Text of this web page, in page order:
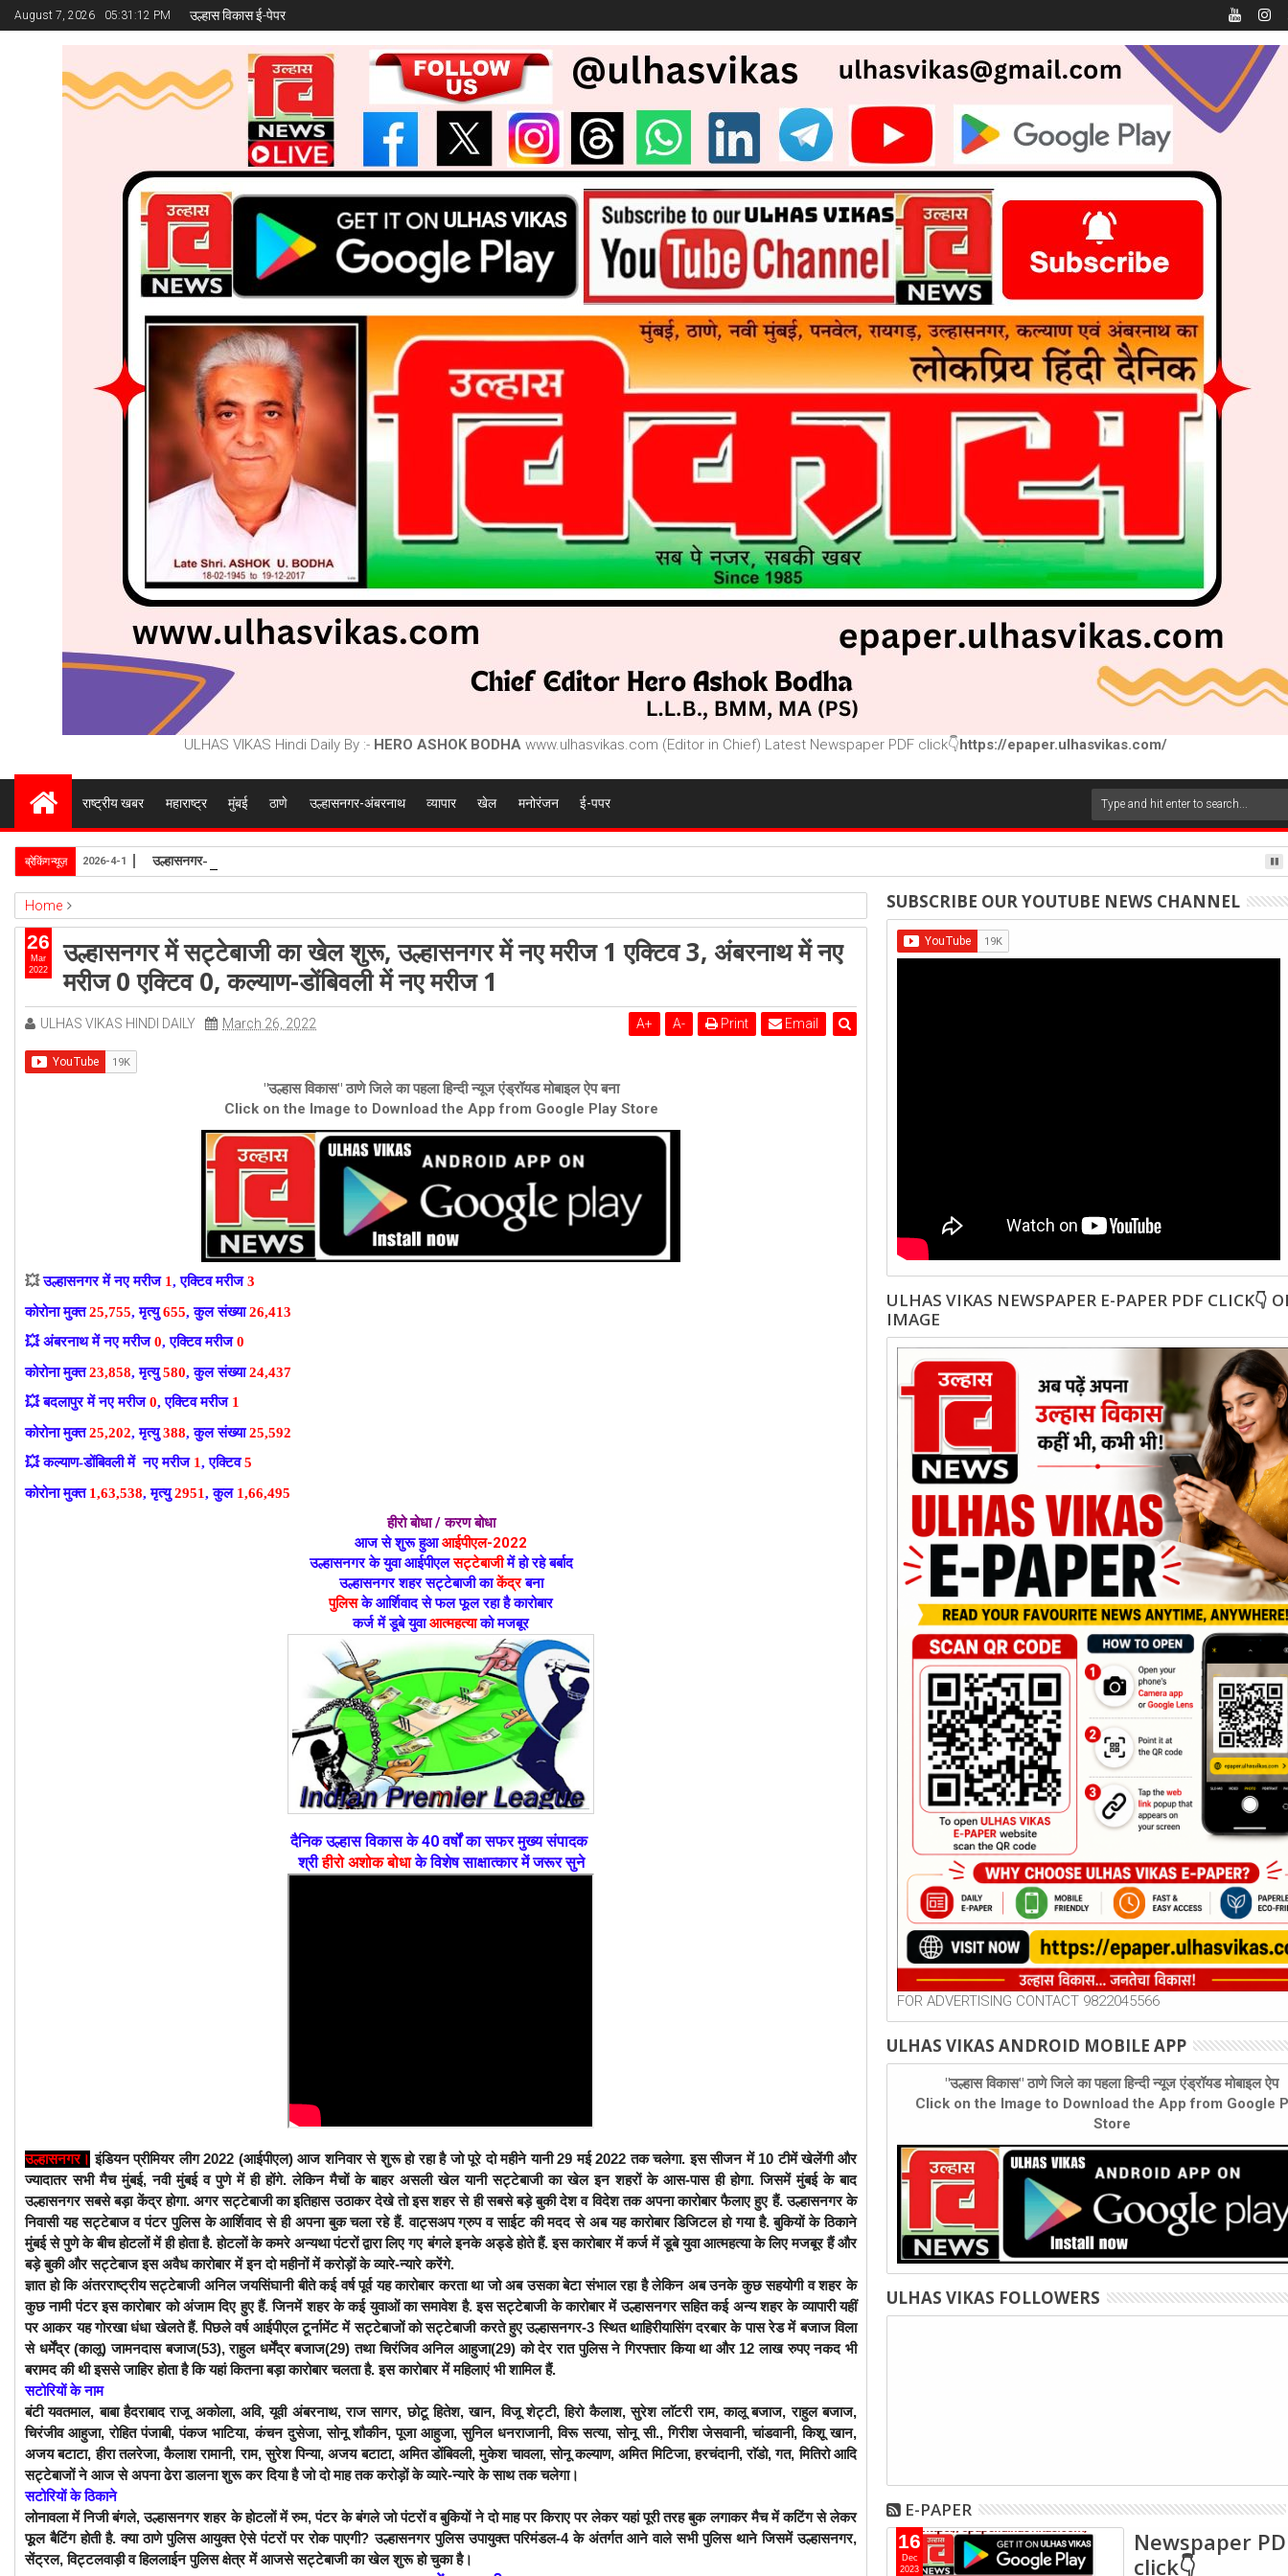
August 7, 2026 05:31:14 PM उल्हास विकास ई-पेपर
ULHAS VIKAS Hindi Daily By :- HERO ASHOK BODHA www.ulhasvikas.com (Editor in Chief) Latest Newspaper PDF click👇https://epaper.ulhasvikas.com/
राष्ट्रीय खबर महाराष्ट्र मुंबई ठाणे उल्हासनगर-अंबरनाथ व्यापार खेल मनोरंजन ई-पपर
ब्रेकिंग न्यूज़ उल्हासनगर-5 में भी मनपा की ओर से स्विमिंग पुल सुविधा हो- शेरी लुंड
2026-4-1
Home
ambernath
Featured kalyan
ulhasnagar
उल्हासनगर में सट्टेबाजी का खेल शुरू, उल्हासनगर में नए मरीज 1 एक्टिव 3, अंबरनाथ में नए मरीज 0 एक्टिव 0, कल्याण-डोंबिवली में नए मरीज 1
उल्हासनगर में सट्टेबाजी का खेल शुरू, उल्हासनगर में नए मरीज 1 एक्टिव 3, अंबरनाथ में नए
मरीज 0 एक्टिव 0, कल्याण-डोंबिवली में नए मरीज 1
ULHAS VIKAS HINDI DAILY March 26, 2022 A+ A- Print Email
"उल्हास विकास" ठाणे जिले का पहला हिन्दी न्यूज एंड्रॉयड मोबाइल ऐप बना
Click on the Image to Download the App from Google Play Store
💥उल्हासनगर में नए मरीज 1, एक्टिव मरीज3
कोरोना मुक्त25,755, मृत्यु655, कुल संख्या26,413
💥अंबरनाथ में नए मरीज0, एक्टिव मरीज0
कोरोना मुक्त23,858, मृत्यु580, कुल संख्या24,437
💥बदलापुर में नए मरीज0, एक्टिव मरीज 1
कोरोना मुक्त25,202, मृत्यु388, कुल संख्या25,592
💥कल्याण-डोंबिवली में नए मरीज 1, एक्टिव5
कोरोना मुक्त1,63,538, मृत्यु2951, कुल 1,66,495
हीरो बोधा / करण बोधा
आज से शुरू हुआआईपीएल-2022
उल्हासनगर के युवा आईपीएलसट्टेबाजीमें हो रहे बर्बाद
उल्हासनगर शहर सट्टेबाजी काकेंद्रबना
पुलिसके आर्शिवाद से फल फूल रहा है कारोबार
कर्ज में डूबे युवाआत्महत्याको मजबूर
दैनिक उल्हास विकास के 40 वर्षों का सफर मुख्य संपादक
श्रीहीरो अशोक बोधाके विशेष साक्षात्कार में जरूर सुने
उल्हासनगर । इंडियन प्रीमियर लीग 2022 (आईपीएल) आज शनिवार से शुरू हो रहा है जो पूरे दो महीने यानी 29 मई 2022 तक चलेगा. इस सीजन में 10 टीमें खेलेंगी और
ज्यादातर सभी मैच मुंबई, नवी मुंबई व पुणे में ही होंगे. लेकिन मैचों के बाहर असली खेल यानी सट्टेबाजी का खेल इन शहरों के आस-पास ही होगा. जिसमें मुंबई के बाद
उल्हासनगर सबसे बड़ा केंद्र होगा. अगर सट्टेबाजी का इतिहास उठाकर देखे तो इस शहर से ही सबसे बड़े बुकी देश व विदेश तक अपना कारोबार फैलाए हुए हैं. उल्हासनगर के
निवासी यह सट्टेबाज व पंटर पुलिस के आर्शिवाद से ही अपना बुक चला रहे हैं. वाट्सअप ग्रुप व साईट की मदद से अब यह कारोबार डिजिटल हो गया है. बुकियों के ठिकाने
मुंबई से पुणे के बीच होटलों में ही होता है. होटलों के कमरे अन्यथा पंटरों द्वारा लिए गए बंगले इनके अड्डे होते हैं. इस कारोबार में कर्ज में डूबे युवा आत्महत्या के लिए मजबूर हैं और
बड़े बुकी और सट्टेबाज इस अवैध कारोबार में इन दो महीनों में करोड़ों के व्यारे-न्यारे करेंगे.
ज्ञात हो कि अंतरराष्ट्रीय सट्टेबाजी अनिल जयसिंघानी बीते कई वर्ष पूर्व यह कारोबार करता था जो अब उसका बेटा संभाल रहा है लेकिन अब उनके कुछ सहयोगी व शहर के
कुछ नामी पंटर इस कारोबार को अंजाम दिए हुए हैं. जिनमें शहर के कई युवाओं का समावेश है. इस सट्टेबाजी के कारोबार में उल्हासनगर सहित कई अन्य शहर के व्यापारी यहीं
पर आकर यह गोरखा धंधा खेलते हैं. पिछले वर्ष आईपीएल टूर्नामेंट में सट्टेबाजों को सट्टेबाजी करते हुए उल्हासनगर-3 स्थित थाहिरीयासिंग दरबार के पास रेड में बजाज विला
से धर्मेंद्र (कालू) जामनदास बजाज(53), राहुल धर्मेंद्र बजाज(29) तथा चिरंजिव अनिल आहुजा(29) को देर रात पुलिस ने गिरफ्तार किया था और 12 लाख रुपए नकद भी
बरामद की थी इससे जाहिर होता है कि यहां कितना बड़ा कारोबार चलता है. इस कारोबार में महिलाएं भी शामिल हैं.
सटोरियों के नाम
बंटी यवतमाल, बाबा हैदराबाद राजू अकोला, अवि, यूवी अंबरनाथ, राज सागर, छोटू हितेश, खान, विजू शेट्टी, हिरो कैलाश, सुरेश लाॅटरी राम, कालू बजाज, राहुल बजाज,
चिरंजीव आहुजा, रोहित पंजाबी, पंकज भाटिया, कंचन दुसेजा, सोनू शौकीन, पूजा आहुजा, सुनिल धनराजानी, विरू सत्या, सोनू सी., गिरीश जेसवानी, चांडवानी, किशू खान,
अजय बटाटा, हीरा तलरेजा, कैलाश रामानी, राम, सुरेश पिन्या, अजय बटाटा, अमित डोंबिवली, मुकेश चावला, सोनू कल्याण, अमित मिटिजा, हरचंदानी, राॅडो, गत, मितिरो आदि
सट्टेबाजों ने आज से अपना ढेरा डालना शुरू कर दिया है जो दो माह तक करोड़ों के व्यारे-न्यारे के साथ तक चलेगा।
सटोरियों के ठिकाने
लोनावला में निजी बंगले, उल्हासनगर शहर के होटलों में रुम, पंटर के बंगले जो पंटरों व बुकियों ने दो माह पर किराए पर लेकर यहां पूरी तरह बुक लगाकर मैच में कटिंग से लेकर
फूूल बैटिंग होती है. क्या ठाणे पुलिस आयुक्त ऐसे पंटरों पर रोक पाएगी? उल्हासनगर पुलिस उपायुक्त परिमंडल-4 के अंतर्गत आने वाले सभी पुलिस थाने जिसमें उल्हासनगर,
सेंट्रल, विट्टलवाड़ी व हिललाईन पुलिस क्षेत्र में आजसे सट्टेबाजी का खेल शुरू हो चुका है।
26
Mar
2022
SUBSCRIBE OUR YOUTUBE NEWS CHANNEL
ULHAS VIKAS NEWSPAPER E-PAPER PDF CLICK👇
IMAGE
FOR ADVERTISING CONTACT 9822045566
ULHAS VIKAS ANDROID MOBILE APP
"उल्हास विकास" ठाणे जिले का पहला हिन्दी न्यूज एंड्रॉयड मोबाइल ऐप
Click on the Image to Download the App from Google
Store
ULHAS VIKAS FOLLOWERS
E-PAPER
16
Dec
2023
Newspaper
click👇